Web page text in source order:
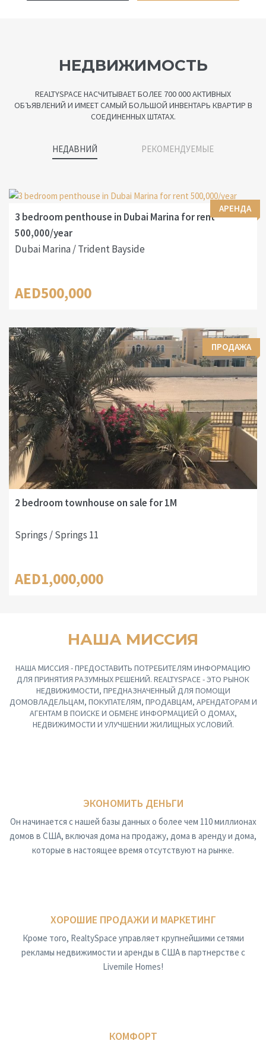
НЕДВИЖИМОСТЬ
REALTYSPACE НАСЧИТЫВАЕТ БОЛЕЕ 700 000 АКТИВНЫХ
ОБЪЯВЛЕНИЙ И ИМЕЕТ САМЫЙ БОЛЬШОЙ ИНВЕНТАРЬ КВАРТИР В
СОЕДИНЕННЫХ ШТАТАХ.
НЕДАВНИЙ РЕКОМЕНДУЕМЫЕ
АРЕНДА
3 bedroom penthouse in Dubai Marina for rent
500,000/year
Dubai Marina / Trident Bayside
AED500,000
ПРОДАЖА
2 bedroom townhouse on sale for 1M
Springs / Springs 11
AED1,000,000
НАША МИССИЯ
НАША МИССИЯ - ПРЕДОСТАВИТЬ ПОТРЕБИТЕЛЯМ ИНФОРМАЦИЮ
ДЛЯ ПРИНЯТИЯ РАЗУМНЫХ РЕШЕНИЙ. REALTYSPACE - ЭТО РЫНОК
НЕДВИЖИМОСТИ, ПРЕДНАЗНАЧЕННЫЙ ДЛЯ ПОМОЩИ
ДОМОВЛАДЕЛЬЦАМ, ПОКУПАТЕЛЯМ, ПРОДАВЦАМ, АРЕНДАТОРАМ И
АГЕНТАМ В ПОИСКЕ И ОБМЕНЕ ИНФОРМАЦИЕЙ О ДОМАХ,
НЕДВИЖИМОСТИ И УЛУЧШЕНИИ ЖИЛИЩНЫХ УСЛОВИЙ.
ЭКОНОМИТЬ ДЕНЬГИ
Он начинается с нашей базы данных о более чем 110 миллионах
домов в США, включая дома на продажу, дома в аренду и дома,
которые в настоящее время отсутствуют на рынке.
ХОРОШИЕ ПРОДАЖИ И МАРКЕТИНГ
Кроме того, RealtySpace управляет крупнейшими сетями
рекламы недвижимости и аренды в США в партнерстве с
Livemile Homes!
КОМФОРТ